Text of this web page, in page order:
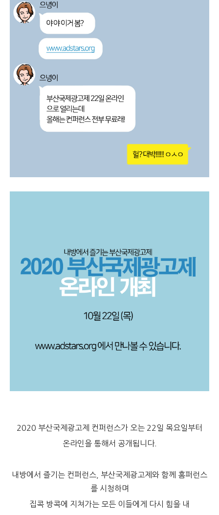
2020 부산국제광고제 컨퍼런스가 오는 22일 목요일부터
온라인을 통해서 공개됩니다.
내방에서 즐기는 컨퍼런스, 부산국제광고제와 함께 홈퍼런스
를 시청하며
집콕 방콕에 지쳐가는 모든 이들에게 다시 힘을 내